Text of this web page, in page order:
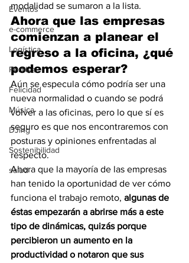
Eventos
e-commerce
Logística
Perfiles
Felicidad
Música
DJing
Sostenibilidad
salud
modalidad se sumaron a la lista.
Ahora que las empresas
comienzan a planear el
regreso a la oficina, ¿qué
podemos esperar?
Aún se especula cómo podría ser una
nueva normalidad o cuando se podrá
volver a las oficinas, pero lo que sí es
seguro es que nos encontraremos con
posturas y opiniones enfrentadas al
respecto.
Ahora que la mayoría de las empresas
han tenido la oportunidad de ver cómo
funciona el trabajo remoto, algunas de
éstas empezarán a abrirse más a este
tipo de dinámicas, quizás porque
percibieron un aumento en la
productividad o notaron que sus